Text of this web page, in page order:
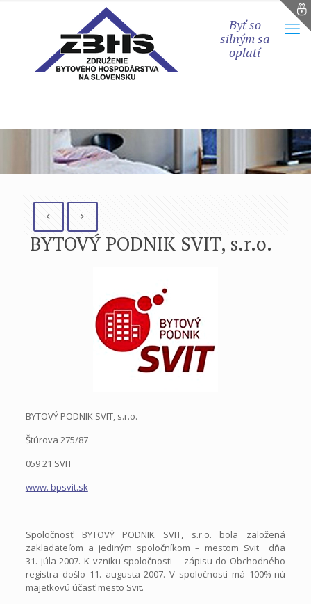
Byť so
silným sa
oplatí
BYTOVÝ PODNIK SVIT, s.r.o.
BYTOVÝ PODNIK SVIT, s.r.o.
Štúrova 275/87
059 21 SVIT
www. bpsvit.sk
Spoločnosť BYTOVÝ PODNIK SVIT, s.r.o. bola založená
zakladateľom a jediným spoločníkom – mestom Svit dňa
31. júla 2007. K vzniku spoločnosti – zápisu do Obchodného
registra došlo 11. augusta 2007. V spoločnosti má 100%-nú
majetkovú účasť mesto Svit.